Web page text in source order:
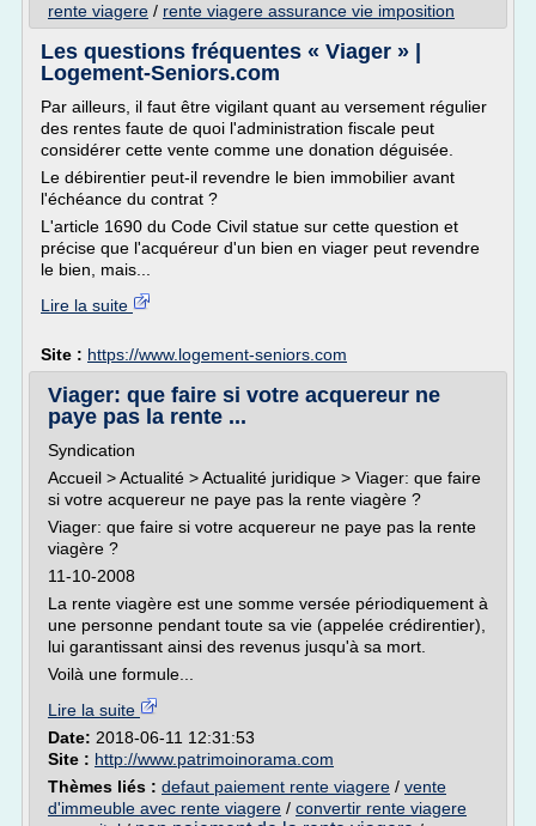
rente viagere / rente viagere assurance vie imposition
Les questions fréquentes « Viager » |
Logement-Seniors.com
Par ailleurs, il faut être vigilant quant au versement régulier
des rentes faute de quoi l'administration fiscale peut
considérer cette vente comme une donation déguisée.
Le débirentier peut-il revendre le bien immobilier avant
l'échéance du contrat ?
L'article 1690 du Code Civil statue sur cette question et
précise que l'acquéreur d'un bien en viager peut revendre
le bien, mais...
Lire la suite
Site : https://www.logement-seniors.com
Viager: que faire si votre acquereur ne
paye pas la rente ...
Syndication
Accueil > Actualité > Actualité juridique > Viager: que faire
si votre acquereur ne paye pas la rente viagère ?
Viager: que faire si votre acquereur ne paye pas la rente
viagère ?
11-10-2008
La rente viagère est une somme versée périodiquement à
une personne pendant toute sa vie (appelée crédirentier),
lui garantissant ainsi des revenus jusqu'à sa mort.
Voilà une formule...
Lire la suite
Date: 2018-06-11 12:31:53
Site : http://www.patrimoinorama.com
Thèmes liés : defaut paiement rente viagere / vente
d'immeuble avec rente viagere / convertir rente viagere